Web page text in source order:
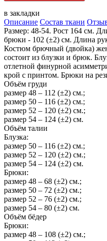
в закладки
Описание Состав ткани
Размер: 48-54. Рост 164 см.
брюки - 102 (±2) см. Длина
Костюм брючный (двойка)
состоит из блузки и брюк.
отлетной финурной
крой с принтом. Брюки на
Объём груди
размер 48 – 112 (±2) см.;
размер 50 – 116 (±2) см.;
размер 52 – 120 (±2) см.;
размер 54 – 124 (±2) см.
Объём талии
Блузка:
размер 50 – 116 (±2) см.;
размер 52 – 120 (±2) см.;
размер 54 – 124 (±2) см.
Брюки:
размер 48 – 68 (±2) см.;
размер 50 – 72 (±2) см.;
размер 52 – 76 (±2) см.;
размер 54 – 80 (±2) см.
Объём бёдер
Брюки:
размер 48 – 108 (±2) см.;